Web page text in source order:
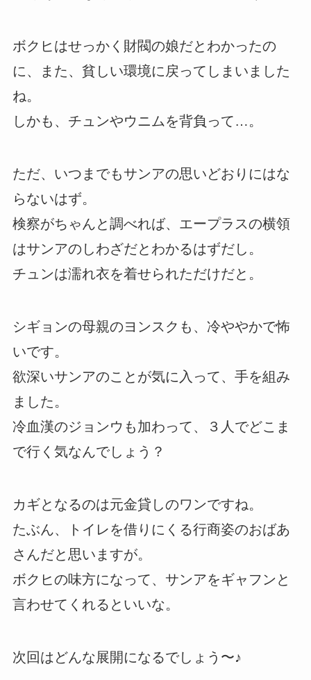
ボクヒはせっかく財閥の娘だとわかったの
に、また、貧しい環境に戻ってしまいました
ね。
しかも、チュンやウニムを背負って…。
ただ、いつまでもサンアの思いどおりにはな
らないはず。
検察がちゃんと調べれば、エープラスの横領
はサンアのしわざだとわかるはずだし。
チュンは濡れ衣を着せられただけだと。
シギョンの母親のヨンスクも、冷ややかで怖
いです。
欲深いサンアのことが気に入って、手を組み
ました。
冷血漢のジョンウも加わって、３人でどこま
で行く気なんでしょう？
カギとなるのは元金貸しのワンですね。
たぶん、トイレを借りにくる行商姿のおばあ
さんだと思いますが。
ボクヒの味方になって、サンアをギャフンと
言わせてくれるといいな。
次回はどんな展開になるでしょう〜♪